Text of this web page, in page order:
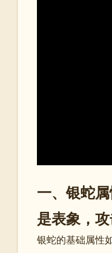
一、银蛇
是表象，
银蛇的基础属性